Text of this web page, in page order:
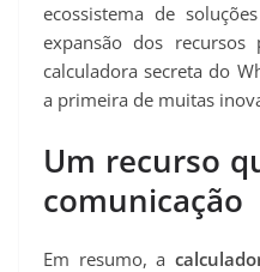
ecossistema de
expansão dos
calculadora secreta do
a primeira de muitas
Um recurso
comunicação
Em resumo, a